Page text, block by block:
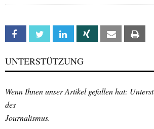
Facebook Twitter Linkedin Xing Email
UNTERSTÜTZUNG
Wenn Ihnen unser Artikel gefallen hat:
des
Journalismus.